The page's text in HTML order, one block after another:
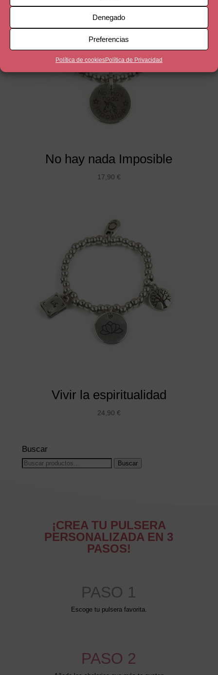
Denegado
Preferencias
Política de cookiesPolítica de Privacidad
No hay nada Imposible
17,90 €
Vivir la espiritualidad
24,90 €
Buscar
Buscar
Buscar
¡CREA TU PULSERA
PERSONALIZADA EN 3
PASOS!
PASO 1
Escoge tu pulsera favorita.
PASO 2